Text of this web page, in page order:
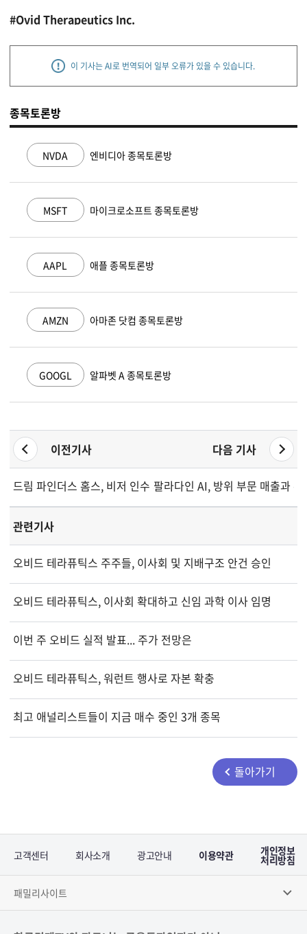
#Ovid Therapeutics Inc.
이 기사는 AI로 번역되어 일부 오류가 있을 수 있습니다.
종목토론방
NVDA 엔비디아 종목토론방
MSFT 마이크로소프트 종목토론방
AAPL 애플 종목토론방
AMZN 아마존 닷컴 종목토론방
GOOGL 알파벳 A 종목토론방
이전기사 다음 기사
드림 파인더스 홈스, 비저 인수 제안 금액 상향팔라다인 AI, 방위 부문 매출과
관련기사
오비드 테라퓨틱스 주주들, 이사회 및 지배구조 안건 승인
오비드 테라퓨틱스, 이사회 확대하고 신임 과학 이사 임명
이번 주 오비드 실적 발표... 주가 전망은
오비드 테라퓨틱스, 워런트 행사로 자본 확충
최고 애널리스트들이 지금 매수 중인 3개 종목
돌아가기
고객센터 회사소개 광고안내 이용약관 개인정보
처리방침
패밀리사이트